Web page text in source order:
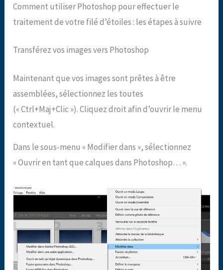
Comment utiliser Photoshop pour effectuer le
traitement de votre filé d’étoiles : les étapes à suivre
Transférez vos images vers Photoshop
Maintenant que vos images sont prêtes à être
assemblées, sélectionnez les toutes
(« Ctrl+Maj+Clic »). Cliquez droit afin d’ouvrir le menu
contextuel.
Dans le sous-menu « Modifier dans », sélectionnez
« Ouvrir en tant que calques dans Photoshop… ».